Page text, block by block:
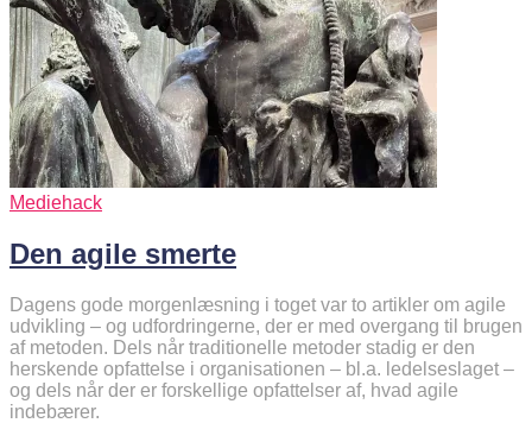
Mediehack
Den agile smerte
Dagens gode morgenlæsning i toget var to artikler om agile
udvikling – og udfordringerne, der er med overgang til brugen
af metoden. Dels når traditionelle metoder stadig er den
herskende opfattelse i organisationen – bl.a. ledelseslaget –
og dels når der er forskellige opfattelser af, hvad agile
indebærer.